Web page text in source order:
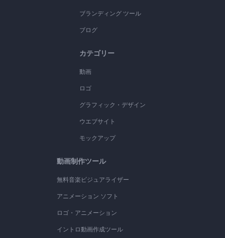
ブランディング ツール
ブログ
カテゴリー
動画
ロゴ
グラフィック・デザイン
ウエブサイト
モックアップ
動画制作ツール
無料音楽ビジュアライザー
アニメーション ソフト
ロゴ・アニメーション
イントロ動画作成ツール